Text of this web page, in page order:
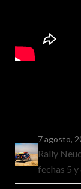
7 agosto,
Rally
fechas 5 y